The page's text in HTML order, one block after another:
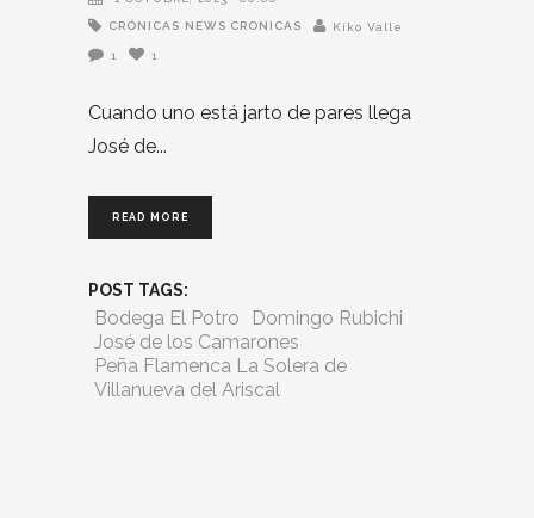
CRÓNICAS NEWS CRONICAS Kiko Valle
1 1
Cuando uno está jarto de pares llega
José de
READ MORE
POST TAGS:
Bodega El Potro
Domingo Rubichi
José de los Camarones
Peña Flamenca La Solera de
Villanueva del Ariscal